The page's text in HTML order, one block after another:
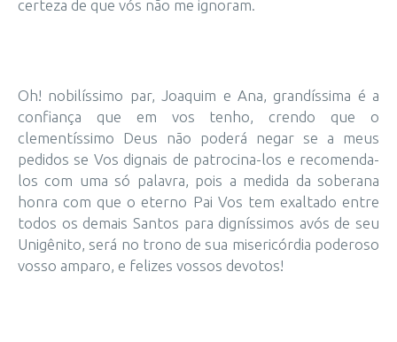
certeza de que vós não me ignoram.
Oh! nobilíssimo par, Joaquim e Ana, grandíssima é a
confiança que em vos tenho, crendo que o
clementíssimo Deus não poderá negar se a meus
pedidos se Vos dignais de patrocina-los e recomenda-
los com uma só palavra, pois a medida da soberana
honra com que o eterno Pai Vos tem exaltado entre
todos os demais Santos para digníssimos avós de seu
Unigênito, será no trono de sua misericórdia poderoso
vosso amparo, e felizes vossos devotos!